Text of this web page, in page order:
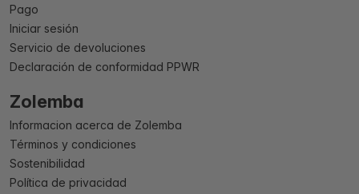
Pago
Iniciar sesión
Servicio de devoluciones
Declaración de conformidad PPWR
Zolemba
Informacion acerca de Zolemba
Términos y condiciones
Sostenibilidad
Política de privacidad